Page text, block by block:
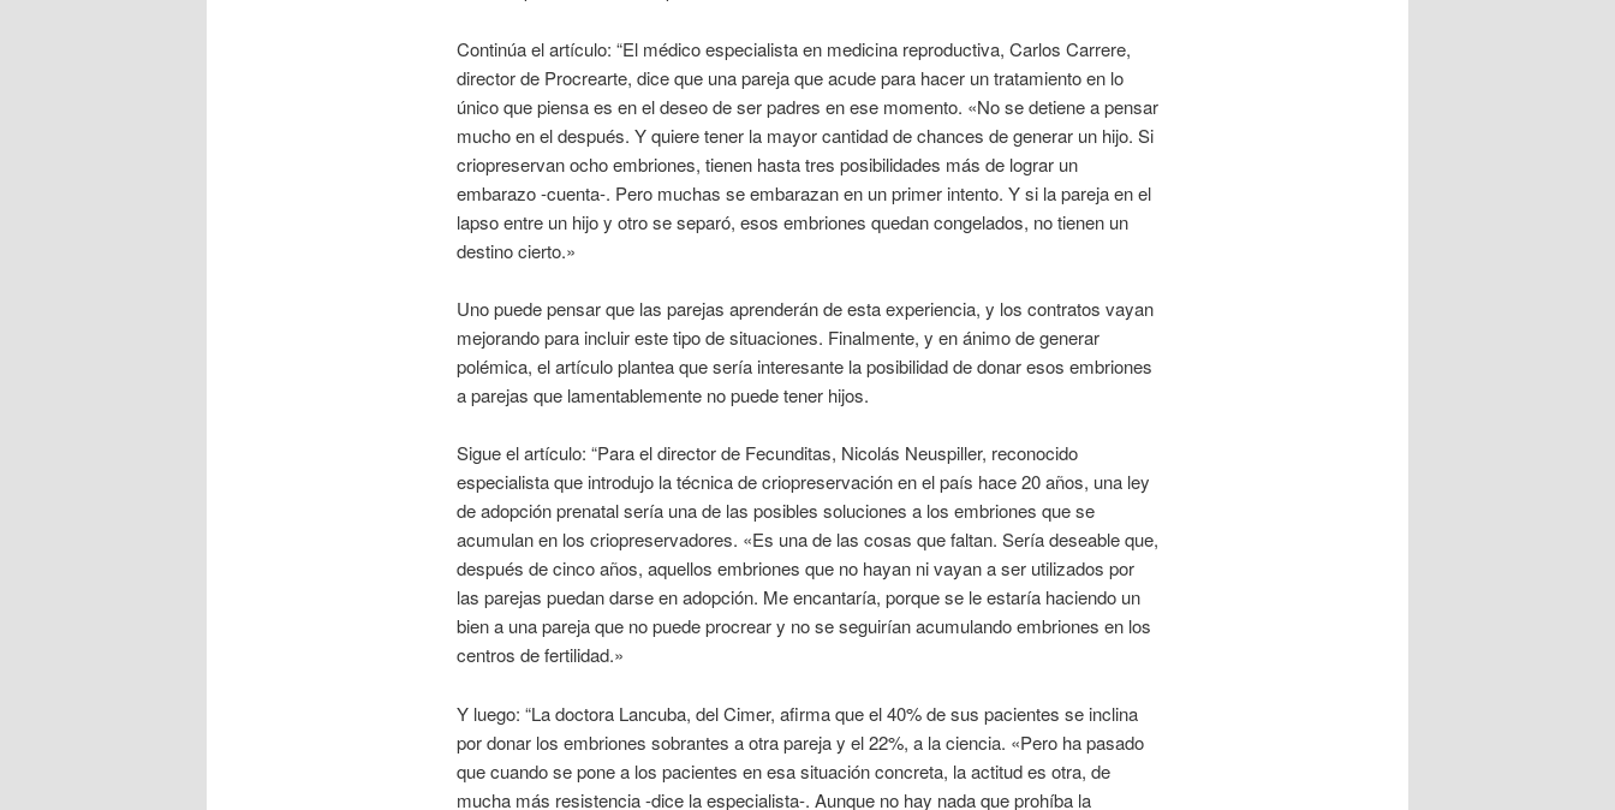
Continúa el artículo: “El médico especialista en medicina reproductiva, Carlos Carrere,
director de Procrearte, dice que una pareja que acude para hacer un tratamiento en lo
único que piensa es en el deseo de ser padres en ese momento. «No se detiene a pensar
mucho en el después. Y quiere tener la mayor cantidad de chances de generar un hijo. Si
criopreservan ocho embriones, tienen hasta tres posibilidades más de lograr un
embarazo -cuenta-. Pero muchas se embarazan en un primer intento. Y si la pareja en el
lapso entre un hijo y otro se separó, esos embriones quedan congelados, no tienen un
destino cierto.»
Uno puede pensar que las parejas aprenderán de esta experiencia, y los contratos vayan
mejorando para incluir este tipo de situaciones. Finalmente, y en ánimo de generar
polémica, el artículo plantea que sería interesante la posibilidad de donar esos embriones
a parejas que lamentablemente no puede tener hijos.
Sigue el artículo: “Para el director de Fecunditas, Nicolás Neuspiller, reconocido
especialista que introdujo la técnica de criopreservación en el país hace 20 años, una ley
de adopción prenatal sería una de las posibles soluciones a los embriones que se
acumulan en los criopreservadores. «Es una de las cosas que faltan. Sería deseable que,
después de cinco años, aquellos embriones que no hayan ni vayan a ser utilizados por
las parejas puedan darse en adopción. Me encantaría, porque se le estaría haciendo un
bien a una pareja que no puede procrear y no se seguirían acumulando embriones en los
centros de fertilidad.»
Y luego: “La doctora Lancuba, del Cimer, afirma que el 40% de sus pacientes se inclina
por donar los embriones sobrantes a otra pareja y el 22%, a la ciencia. «Pero ha pasado
que cuando se pone a los pacientes en esa situación concreta, la actitud es otra, de
mucha más resistencia -dice la especialista-. Aunque no hay nada que prohíba la